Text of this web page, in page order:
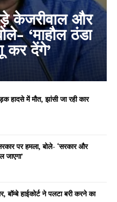
केजरीवाल और
‘माहौल ठंडा
कर देंगे’
में मौत, झांसी जा रही कार
पर हमला, बोले- ‘सरकार और
जाएगा’
हाईकोर्ट ने पलटा बरी करने का